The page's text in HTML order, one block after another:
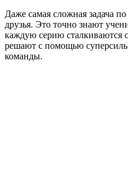
Даже самая сложная задача
друзья. Это точно знают
каждую серию сталкиваются
решают с помощью
команды.